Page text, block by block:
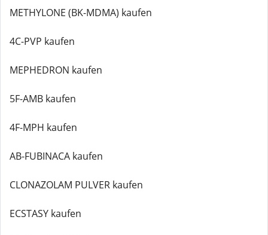
METHYLONE (BK-MDMA) kaufen
4C-PVP kaufen
MEPHEDRON kaufen
5F-AMB kaufen
4F-MPH kaufen
AB-FUBINACA kaufen
CLONAZOLAM PULVER kaufen
ECSTASY kaufen